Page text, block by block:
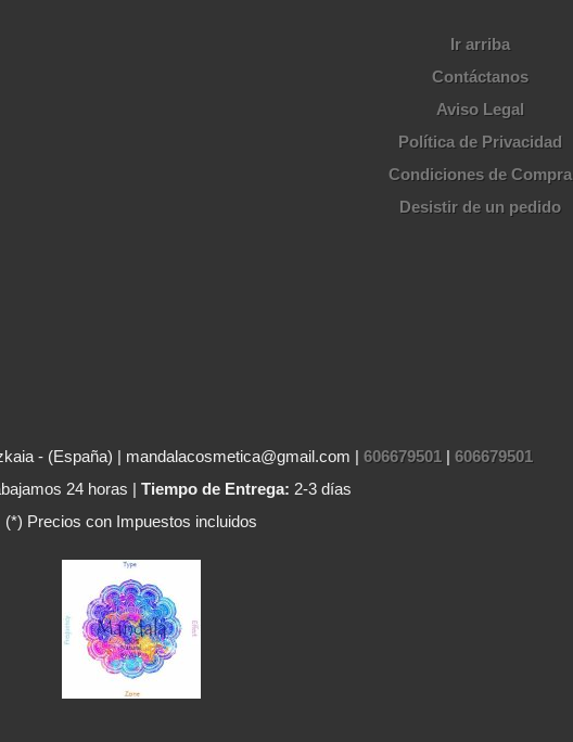
Ir arriba
Contáctanos
Aviso Legal
Política de Privacidad
Condiciones de Compra
Desistir de un pedido
- (España) | mandalacosmetica@gmail.com |606679501 |606679501
24 horas | Tiempo de Entrega: 2-3 días
(*) Precios con Impuestos incluidos